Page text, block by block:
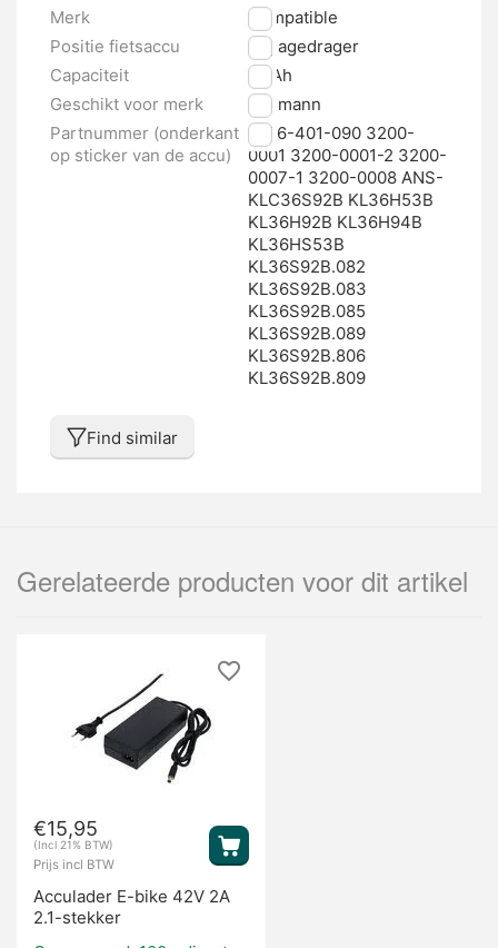
Merk
Compatible
Positie fietsaccu
Bagagedrager
Capaciteit
14 Ah
Geschikt voor merk
Ansmann
Partnummer (onderkant
op sticker van de accu)
1036-401-090 3200-
0001 3200-0001-2 3200-
0007-1 3200-0008 ANS-
KLC36S92B KL36H53B
KL36H92B KL36H94B
KL36HS53B
KL36S92B.082
KL36S92B.083
KL36S92B.085
KL36S92B.089
KL36S92B.806
KL36S92B.809
Find similar
Gerelateerde producten voor dit artikel
€15,95
(Incl 21% BTW)
Prijs incl BTW
Acculader E-bike 42V 2A
2.1-stekker